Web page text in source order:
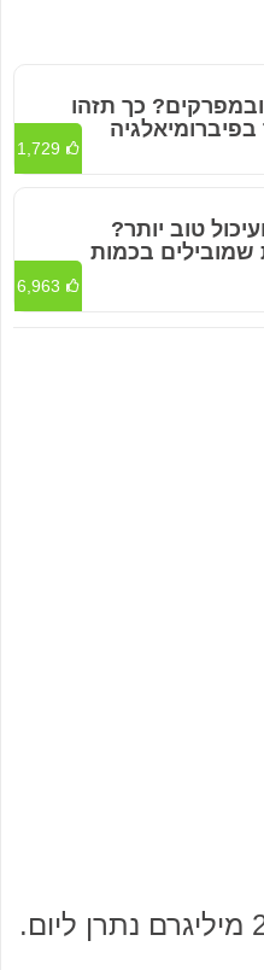
כך תזהו
1,729
טוב יותר?
שמובילים בכמות
6,963